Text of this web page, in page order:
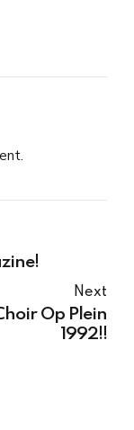
Next
Op Plein
1992!!